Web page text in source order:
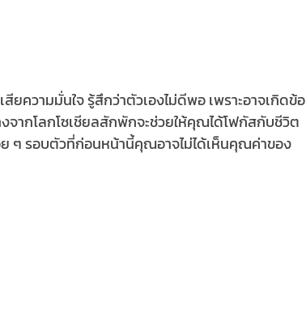
ยความมั่นใจ รู้สึกว่าตัวเองไม่ดีพอ เพราะอาจเกิดข้อ
จากโลกโซเชียลสักพักจะช่วยให้คุณได้โฟกัสกับชีวิต
ๆ รอบตัวที่ก่อนหน้านี้คุณอาจไม่ได้เห็นคุณค่าของ